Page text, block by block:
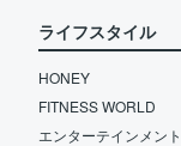
ライフスタイル
HONEY
FITNESS WORLD
エンターテインメン